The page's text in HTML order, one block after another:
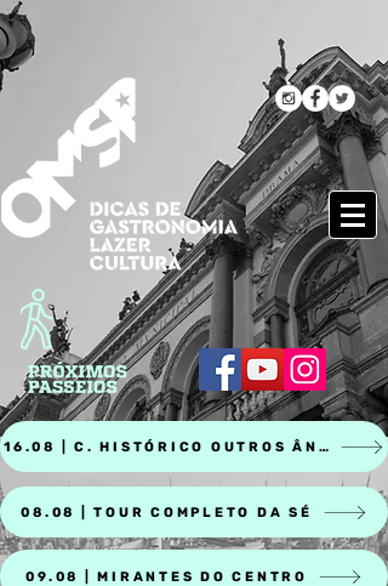
16.08 | C. HISTÓRICO OUTROS ÂNGULOS
08.08 | TOUR COMPLETO DA SÉ
09.08 | MIRANTES DO CENTRO